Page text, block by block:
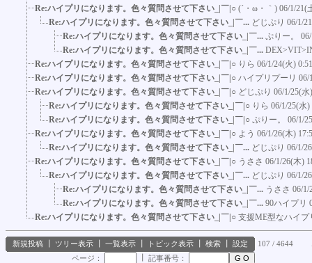
Re:ハイプリになります。色々質問させて下さい_|￣|○ (´・ω・｀) 06/1/21(
Re:ハイプリになります。色々質問させて下さい_|￣... どじぷり 06/1/
Re:ハイプリになります。色々質問させて下さい_|￣... ぷりー。
Re:ハイプリになります。色々質問させて下さい_|￣...
Re:ハイプリになります。色々質問させて下さい_|￣|○ りら 06/1/24(火) 0:51
Re:ハイプリになります。色々質問させて下さい_|￣|○ ハイプリプーリ 06/
Re:ハイプリになります。色々質問させて下さい_|￣|○ どじぷり 06/1/25(水
Re:ハイプリになります。色々質問させて下さい_|￣|○ りら 06/1/25(水)
Re:ハイプリになります。色々質問させて下さい_|￣|○ ぷりー。 06/1/
Re:ハイプリになります。色々質問させて下さい_|￣|○ よう 06/1/26(木)
Re:ハイプリになります。色々質問させて下さい_|￣... どじぷり 06/1/
Re:ハイプリになります。色々質問させて下さい_|￣|○ うささ 06/1/26(木)
Re:ハイプリになります。色々質問させて下さい_|￣... どじぷり 06/1/
Re:ハイプリになります。色々質問させて下さい_|￣... うささ 06/1/
Re:ハイプリになります。色々質問させて下さい_|￣... 90ハイプリ
Re:ハイプリになります。色々質問させて下さい_|￣|○ 支援ME型なハイ
新規投稿 ツリー表示 一覧表示 トピック表示 検索 設定 107 / 4644
ページ： 記事番号：